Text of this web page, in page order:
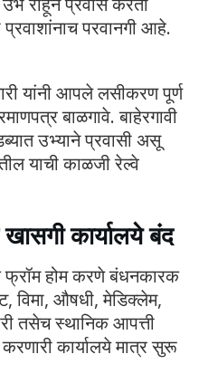
परवानगी आहे.
यांनी आपले लसीकरण पूर्ण
बाळगावे. बाहेरगावी
उभ्याने प्रवासी असू
याची काळजी रेल्वे
कार्यालये बंद
फ्रॉम होम करणे बंधनकारक
विमा, औषधी, मेडिक्लेम,
तसेच स्थानिक आपत्ती
कार्यालये मात्र सुरू